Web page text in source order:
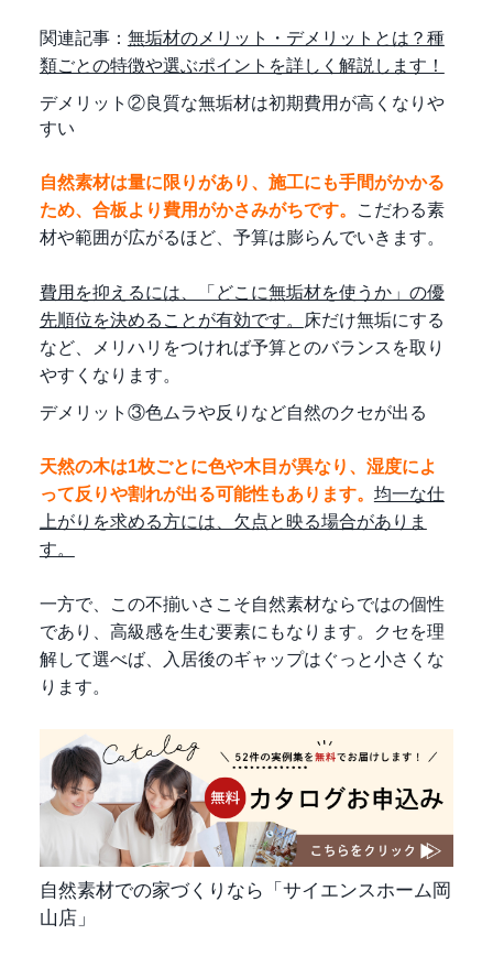
関連記事： 無垢材のメリット・デメリットとは？種
類ごとの特徴や選ぶポイントを詳しく解説します！
デメリット②良質な無垢材は初期費用が高くなりや
すい
自然素材は量に限りがあり、施工にも手間がかかる
ため、合板より費用がかさみがちです。
こだわる素
材や範囲が広がるほど、予算は膨らんでいきます。
費用を抑えるには、「どこに無垢材を使うか」の優
先順位を決めることが有効です。
床だけ無垢にする
など、メリハリをつければ予算とのバランスを取り
やすくなります。
デメリット③色ムラや反りなど自然のクセが出る
天然の木は1枚ごとに色や木目が異なり、湿度によ
って反りや割れが出る可能性もあります。 均一な仕
上がりを求める方には、欠点と映る場合がありま
す。
一方で、この不揃いさこそ自然素材ならではの個性
であり、高級感を生む要素にもなります。クセを理
解して選べば、入居後のギャップはぐっと小さくな
ります。
自然素材での家づくりなら「サイエンスホーム岡
山店」